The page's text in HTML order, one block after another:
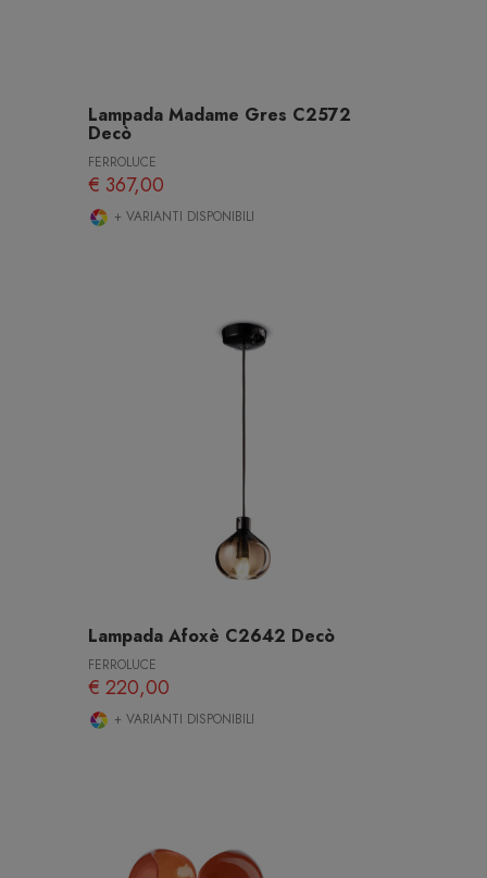
Lampada Madame Gres C2572
Decò
FERROLUCE
€ 367,00
+ VARIANTI DISPONIBILI
Lampada Afoxè C2642 Decò
FERROLUCE
€ 220,00
+ VARIANTI DISPONIBILI